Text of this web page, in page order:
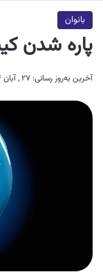
بانوان
پاره شدن
آخرین به‌روز رسانی: ۲۷ , آبان ۱۴۰۴